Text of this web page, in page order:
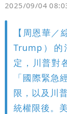
2025/09/04
【周恩華
Trump）的
定，川普對
「國際緊急
限，以及川
統權限後。